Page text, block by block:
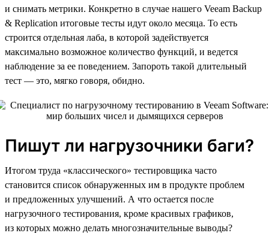
и снимать метрики. Конкретно в случае нашего Veeam Backup
& Replication итоговые тесты идут около месяца. То есть
строится отдельная лаба, в которой задействуется
максимально возможное количество функций, и ведется
наблюдение за ее поведением. Запороть такой длительный
тест — это, мягко говоря, обидно.
Пишут ли нагрузочники баги?
Итогом труда «классического» тестировщика часто
становится список обнаруженных им в продукте проблем
и предложенных улучшений. А что остается после
нагрузочного тестирования, кроме красивых графиков,
из которых можно делать многозначительные выводы?